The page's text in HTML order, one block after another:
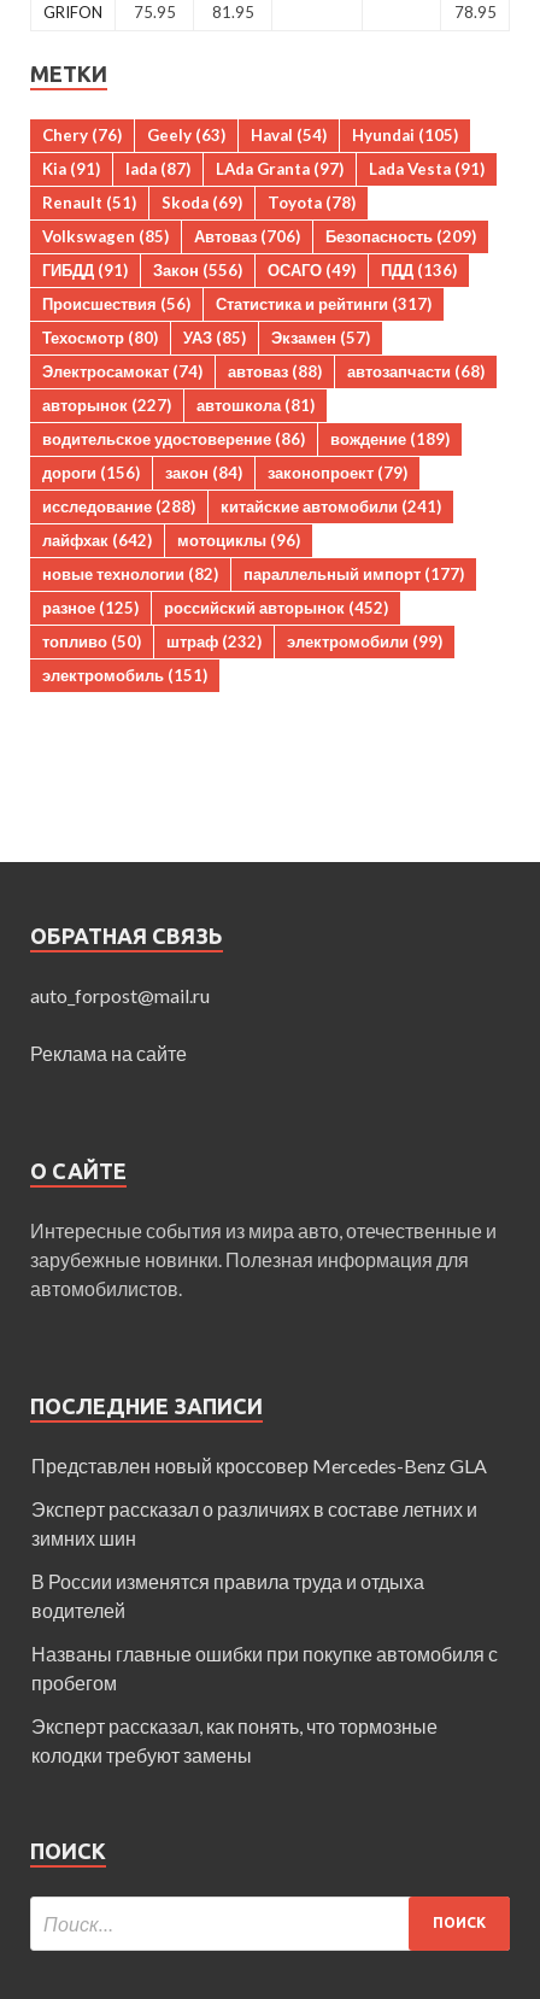
GRIFON
75.95 81.95 78.95
МЕТКИ
Chery (76) Geely (63) Haval (54) Hyundai (105)
Kia (91) lada (87) LAda Granta (97) Lada Vesta (91)
Renault (51) Skoda (69) Toyota (78)
Volkswagen (85) Автоваз (706) Безопасность (209)
ГИБДД (91) Закон (556) ОСАГО (49) ПДД (136)
Происшествия (56) Статистика и рейтинги (317)
Техосмотр (80) УАЗ (85) Экзамен (57)
Электросамокат (74) автоваз (88) автозапчасти (68)
авторынок (227) автошкола (81)
водительское удостоверение (86) вождение (189)
дороги (156) закон (84) законопроект (79)
исследование (288) китайские автомобили (241)
лайфхак (642) мотоциклы (96)
новые технологии (82) параллельный импорт (177)
разное (125) российский авторынок (452)
топливо (50) штраф (232) электромобили (99)
электромобиль (151)
ОБРАТНАЯ СВЯЗЬ
auto_forpost@mail.ru
Реклама на сайте
О САЙТЕ
Интересные события из мира авто, отечественные и
зарубежные новинки. Полезная информация для
автомобилистов.
ПОСЛЕДНИЕ ЗАПИСИ
Представлен новый кроссовер Mercedes-Benz GLA
Эксперт рассказал о различиях в составе летних и
зимних шин
В России изменятся правила труда и отдыха
водителей
Названы главные ошибки при покупке автомобиля с
пробегом
Эксперт рассказал, как понять, что тормозные
колодки требуют замены
ПОИСК